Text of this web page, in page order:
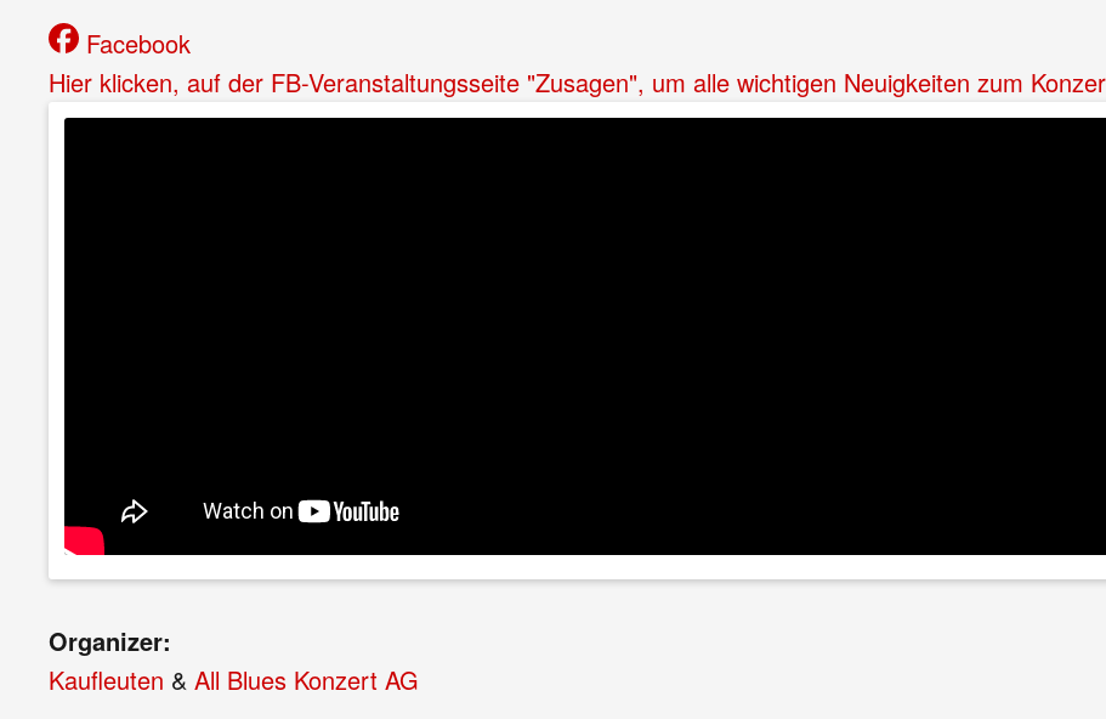
Facebook
Hier klicken, auf der FB-Veranstaltungsseite "Zusagen", um alle wichtigen Neuigkeiten zum
Organizer:
Kaufleuten & All Blues Konzert AG